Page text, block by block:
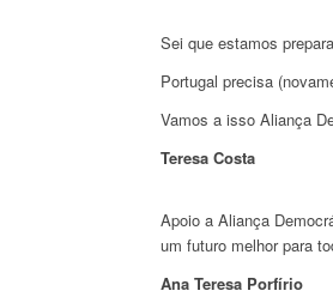
Sei que estamos
Portugal precisa
Vamos a isso Aliança
Teresa Costa
Apoio a Aliança
um futuro melhor para
Ana Teresa Porfírio